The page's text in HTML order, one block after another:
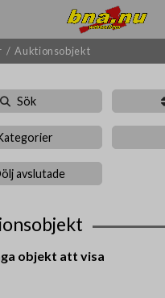
/ Auktionsobjekt
Sök
avslutade
objekt att visa